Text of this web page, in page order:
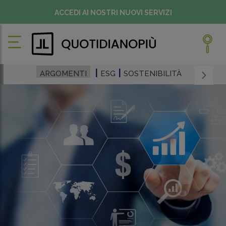
ACCEDI AI NOSTRI NUOVI SERVIZI
ARGOMENTI ESG SOSTENIBILITÀ